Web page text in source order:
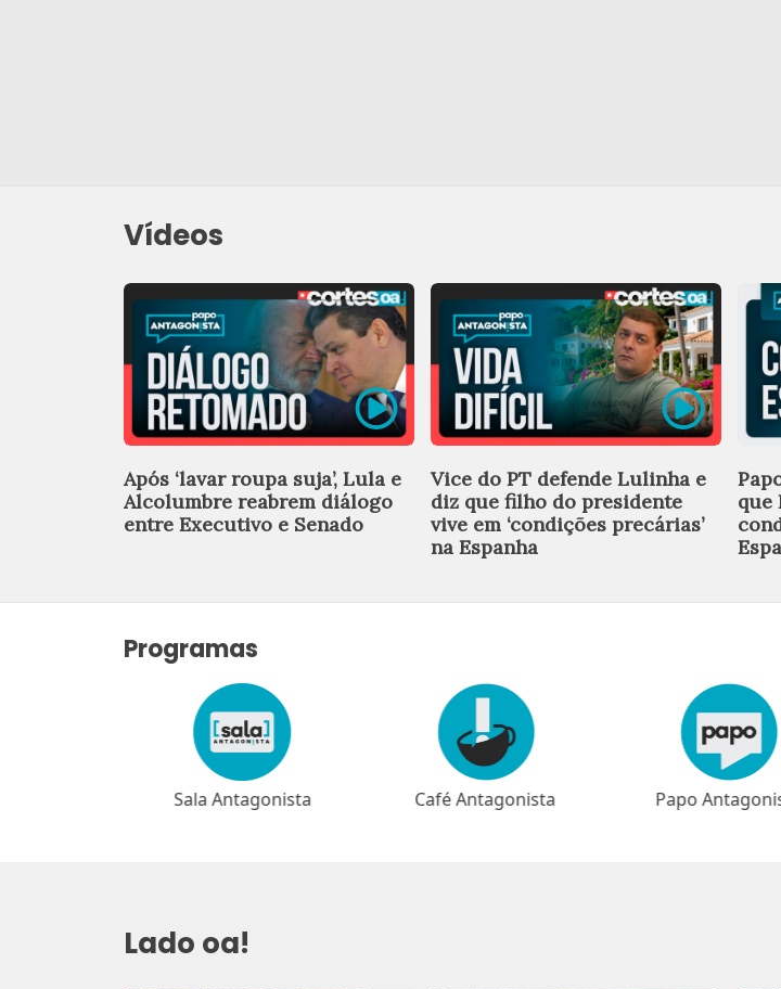
Vídeos
Após ‘lavar roupa suja’, Lula e
Alcolumbre reabrem diálogo
entre Executivo e Senado
Vice do PT defende Lulinha e
diz que filho do presidente
vive em ‘condições precárias’
na Espanha
que
Programas
Café Antagonista Papo Antagonista Meio-dia em
Lado oa!